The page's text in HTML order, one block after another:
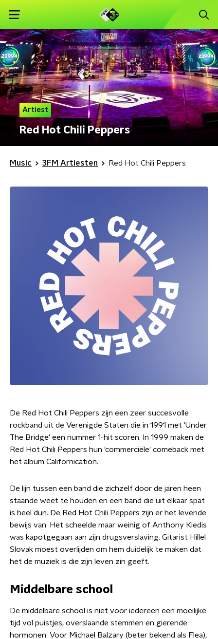
Artiest
Red Hot Chili Peppers
Music 3FM Artiesten Red Hot Chili Peppers
De Red Hot Chili Peppers zijn een zeer succesvolle
rockband uit de Verenigde Staten die in 1991 met 'Under
The Bridge' een nummer 1-hit scoren. In 1999 maken de
Red Hot Chili Peppers hun 'commerciële' comeback met
het album Californication.
De lijn tussen een band die zichzelf door de jaren heen
staande weet te houden en een band die uit elkaar spat
is heel dun. De Red Hot Chili Peppers zijn er het levende
bewijs van. Het scheelde maar weinig of Anthony Kiedis
was kapotgegaan aan zijn drugsverslaving. Gitarist Hillel
Slovak moest overlijden om hem duidelijk te maken dat
het de muziek is die zijn leven zin geeft.
Middelbare school
De middelbare school is niet voor iedereen een moeilijke
tijd vol puistjes, overslaande stemmen en gierende
hormonen. Voor Michael Balzary (beter bekend als Flea),